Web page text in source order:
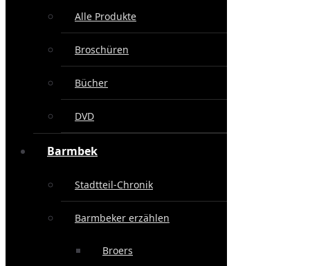
Alle Produkte
Broschüren
Bücher
DVD
Barmbek
Stadtteil-Chronik
Barmbeker erzählen
Broers